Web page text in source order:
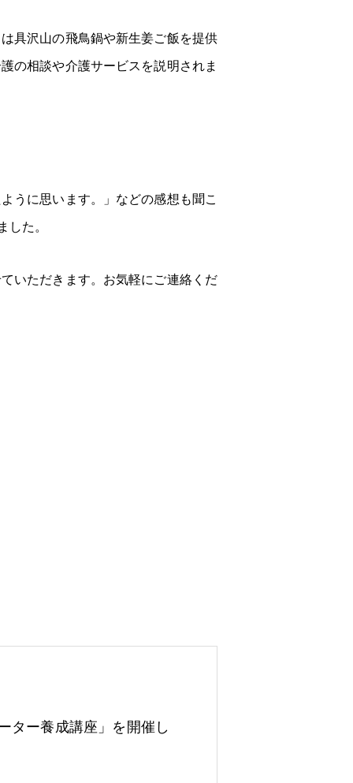
具沢山の飛鳥鍋や新生姜ご飯を提供
の相談や介護サービスを説明されま
うに思います。」などの感想も聞こ
た。
いただきます。お気軽にご連絡くだ
ター養成講座」を開催し